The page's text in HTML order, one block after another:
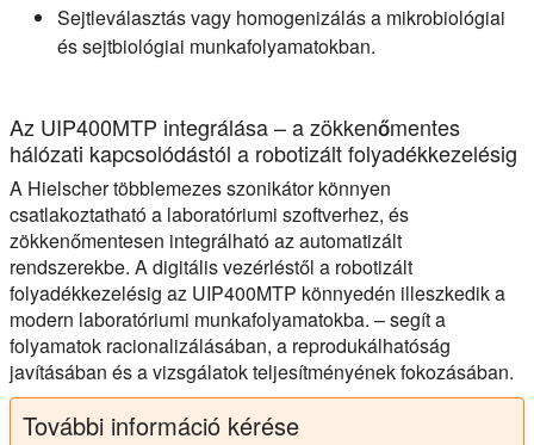
Sejtleválasztás vagy homogenizálás a mikrobiológiai
és sejtbiológiai munkafolyamatokban.
Az UIP400MTP integrálása – a zökkenőmentes
hálózati kapcsolódástól a robotizált folyadékkezelésig
A Hielscher többlemezes szonikátor könnyen
csatlakoztatható a laboratóriumi szoftverhez, és
zökkenőmentesen integrálható az automatizált
rendszerekbe. A digitális vezérléstől a robotizált
folyadékkezelésig az UIP400MTP könnyedén illeszkedik a
modern laboratóriumi munkafolyamatokba. – segít a
folyamatok racionalizálásában, a reprodukálhatóság
javításában és a vizsgálatok teljesítményének fokozásában.
További információ kérése